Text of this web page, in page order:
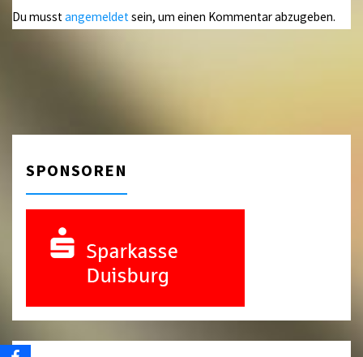
Du musstangemeldetsein, um einen Kommentar abzugeben.
SPONSOREN